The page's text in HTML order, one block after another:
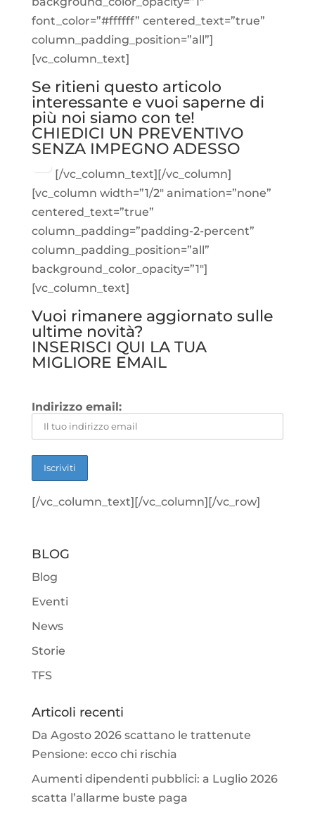
font_color=”#ffffff” centered_text=”true”
column_padding_position=”all”]
[vc_column_text]
Se ritieni questo articolo
interessante e vuoi saperne di
più noi siamo con te!
CHIEDICI UN PREVENTIVO
SENZA IMPEGNO ADESSO
[/vc_column_text][/vc_column]
[vc_column width=”1/2″ animation=”none”
centered_text=”true”
column_padding=”padding-2-percent”
column_padding_position=”all”
background_color_opacity=”1″]
[vc_column_text]
Vuoi rimanere aggiornato sulle
ultime novità?
INSERISCI QUI LA TUA
MIGLIORE EMAIL
Indirizzo email:
[/vc_column_text][/vc_column][/vc_row]
BLOG
Blog
Eventi
News
Storie
TFS
Articoli recenti
Da Agosto 2026 scattano le trattenute
Pensione: ecco chi rischia
Aumenti dipendenti pubblici: a Luglio 2026
scatta l’allarme buste paga